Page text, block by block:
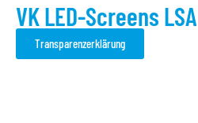
VK LED-Screens LSA
Transparenzerklärung